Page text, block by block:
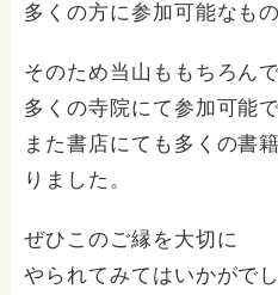
多くの方に参加可能なもの
そのため当山ももちろん
多くの寺院にて参加可能で
また書店にても多くの書
りました。
ぜひこのご縁を大切に
やられてみてはいかがで